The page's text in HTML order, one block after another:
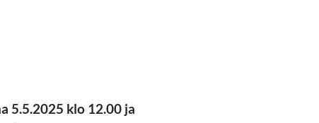
5.5.2025 klo 12.00 ja